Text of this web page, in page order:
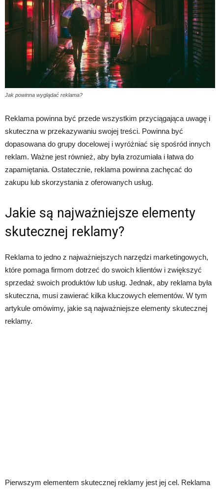
Jak powinna wyglądać reklama?
Reklama powinna być przede wszystkim przyciągająca uwagę i
skuteczna w przekazywaniu swojej treści. Powinna być
dopasowana do grupy docelowej i wyróżniać się spośród innych
reklam. Ważne jest również, aby była zrozumiała i łatwa do
zapamiętania. Ostatecznie, reklama powinna zachęcać do
zakupu lub skorzystania z oferowanych usług.
Jakie są najważniejsze elementy
skutecznej reklamy?
Reklama to jedno z najważniejszych narzędzi marketingowych,
które pomaga firmom dotrzeć do swoich klientów i zwiększyć
sprzedaż swoich produktów lub usług. Jednak, aby reklama była
skuteczna, musi zawierać kilka kluczowych elementów. W tym
artykule omówimy, jakie są najważniejsze elementy skutecznej
reklamy.
Pierwszym elementem skutecznej reklamy jest jej cel. Reklama